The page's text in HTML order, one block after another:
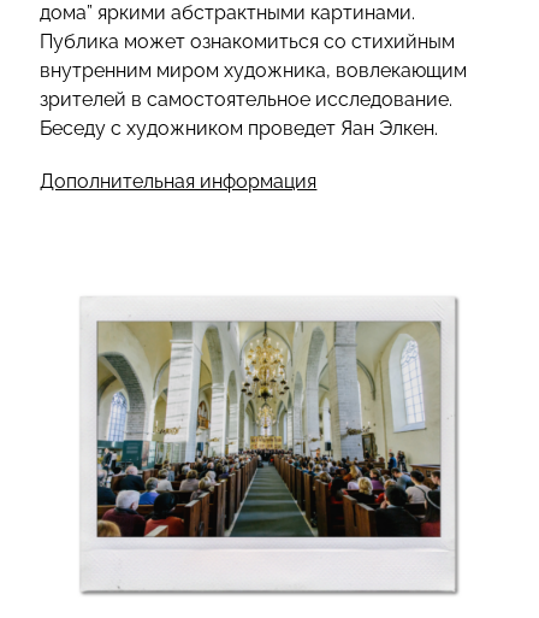
дома” яркими абстрактными картинами.
Публика может ознакомиться со стихийным
внутренним миром художника, вовлекающим
зрителей в самостоятельное исследование.
Беседу с художником проведет Яан Элкен.
Дополнительная информация